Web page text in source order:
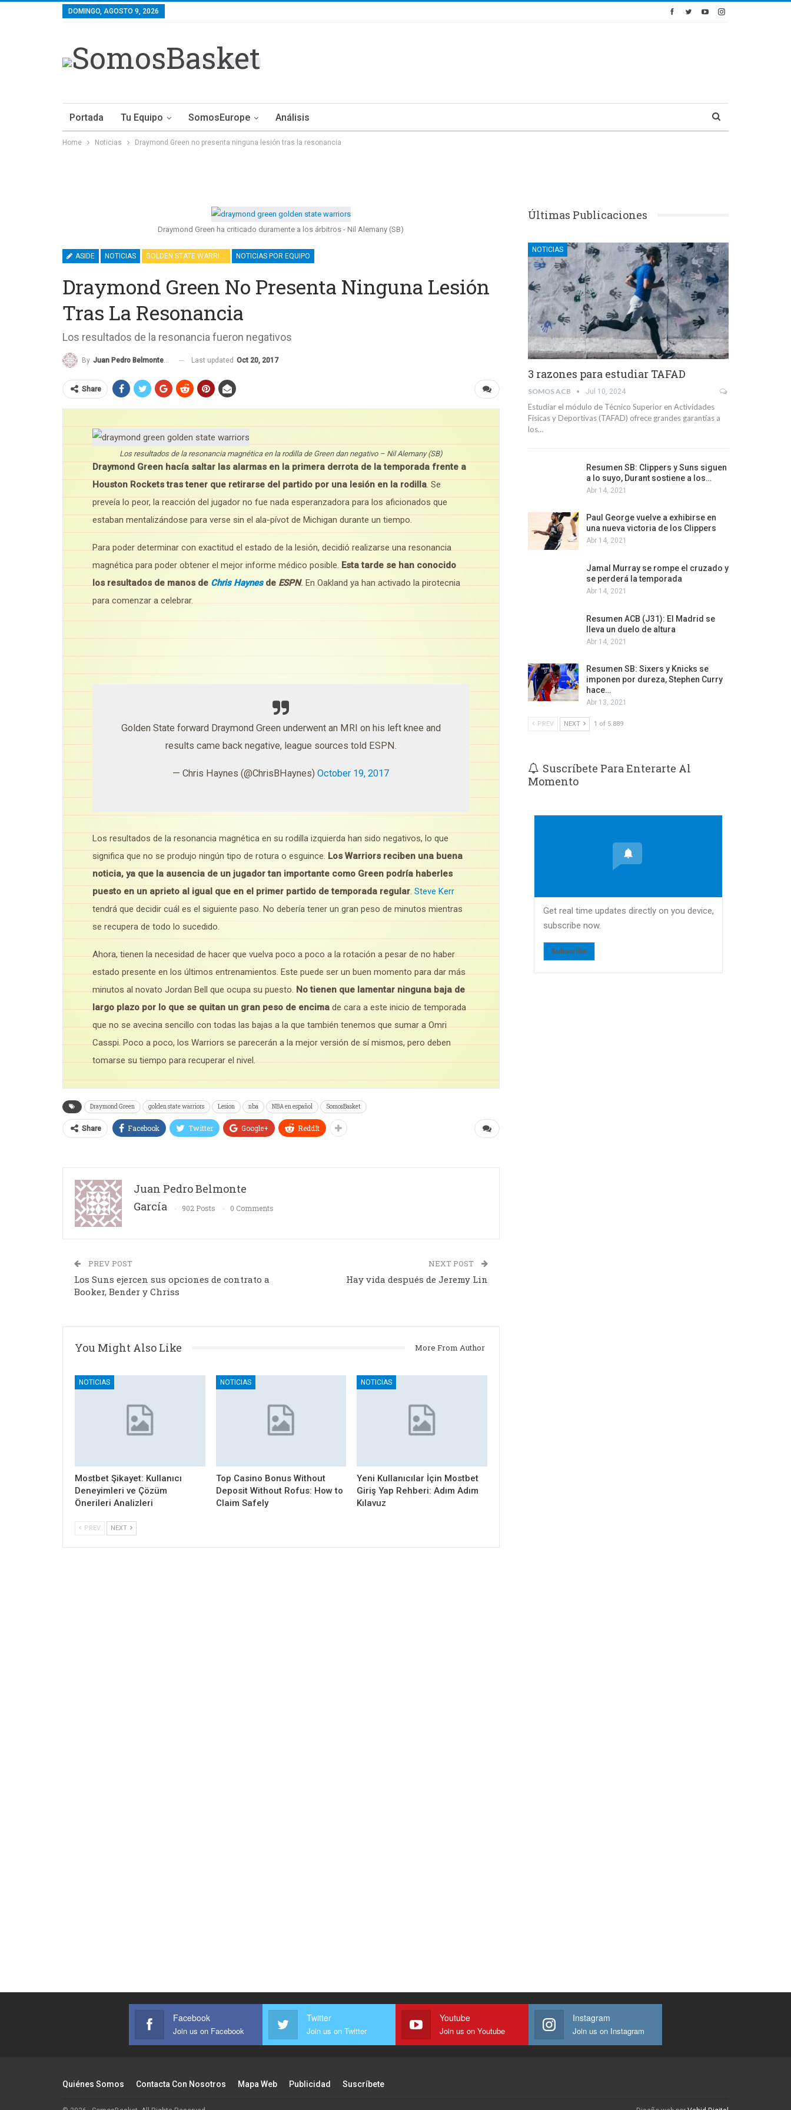
DOMINGO, AGOSTO 9, 2026
Portada Tu Equipo SomosEurope Análisis
Home Noticias Draymond Green no presenta ninguna lesión tras la resonancia
Draymond Green ha criticado duramente a los árbitros - Nil Alemany (SB)
ASIDE NOTICIAS NOTICIAS POR EQUIPO
Draymond Green No Presenta Ninguna Lesión
Tras La Resonancia
Los resultados de la resonancia fueron negativos
By Juan Pedro Belmonte García Last updated Oct 20, 2017
Share
Los resultados de la resonancia magnética en la rodilla de Green dan negativo – Nil Alemany (SB)
Draymond Green hacía saltar las alarmas en la primera derrota de la temporada frente a
Houston Rockets tras tener que retirarse del partido por una lesión en la rodilla. Se
preveía lo peor, la reacción del jugador no fue nada esperanzadora para los aficionados que
estaban mentalizándose para verse sin el ala-pívot de Michigan durante un tiempo.
Para poder determinar con exactitud el estado de la lesión, decidió realizarse una resonancia
magnética para poder obtener el mejor informe médico posible. Esta tarde se han conocido
los resultados de manos de Chris Haynesde ESPN. En Oakland ya han activado la pirotecnia
para comenzar a celebrar.
Golden State forward Draymond Green underwent an MRI on his left knee and
results came back negative, league sources told ESPN.
— Chris Haynes (@ChrisBHaynes)October 19, 2017
Los resultados de la resonancia magnética en su rodilla izquierda han sido negativos, lo que
significa que no se produjo ningún tipo de rotura o esguince. Los Warriors reciben una buena
noticia, ya que la ausencia de un jugador tan importante como Green podría haberles
puesto en un aprieto al igual que en el primer partido de temporada regular. Steve Kerr
tendrá que decidir cuál es el siguiente paso. No debería tener un gran peso de minutos mientras
se recupera de todo lo sucedido.
Ahora, tienen la necesidad de hacer que vuelva poco a poco a la rotación a pesar de no haber
estado presente en los últimos entrenamientos. Este puede ser un buen momento para dar más
minutos al novato Jordan Bell que ocupa su puesto. No tienen que lamentar ninguna baja de
largo plazo por lo que se quitan un gran peso de encima de cara a este inicio de temporada
que no se avecina sencillo con todas las bajas a la que también tenemos que sumar a Omri
Casspi. Poco a poco, los Warriors se parecerán a la mejor versión de sí mismos, pero deben
tomarse su tiempo para recuperar el nivel.
Draymond Green golden state warriors Lesion nba NBA en español SomosBasket
Share Facebook Twitter Google+ ReddIt
Juan Pedro Belmonte
García
902 Posts 0 Comments
PREV POST
Los Suns ejercen sus opciones de contrato a
Booker, Bender y Chriss
NEXT POST
Hay vida después de Jeremy Lin
You Might Also Like More From Author
NOTICIAS
Mostbet Şikayet: Kullanıcı
Deneyimleri ve Çözüm
Önerileri Analizleri
NOTICIAS
Top Casino Bonus Without
Deposit Without Rofus: How to
Claim Safely
NOTICIAS
Yeni Kullanıcılar İçin Mostbet
Giriş Yap Rehberi: Adım Adım
Kılavuz
PREV NEXT
Últimas Publicaciones
NOTICIAS
3 razones para estudiar TAFAD
SOMOS ACB Jul 10, 2024
Estudiar el módulo de Técnico Superior en Actividades
Físicas y Deportivas (TAFAD) ofrece grandes garantías a
los…
Resumen SB: Clippers y Suns siguen
a lo suyo, Durant sostiene a los…
Abr 14, 2021
Paul George vuelve a exhibirse en
una nueva victoria de los Clippers
Abr 14, 2021
Jamal Murray se rompe el cruzado y
se perderá la temporada
Abr 14, 2021
Resumen ACB (J31): El Madrid se
lleva un duelo de altura
Abr 14, 2021
Resumen SB: Sixers y Knicks se
imponen por dureza, Stephen Curry
hace…
Abr 13, 2021
PREV NEXT 1 of 5.889
Suscríbete Para Enterarte Al
Momento
Get real time updates directly on you device,
subscribe now.
Subscribe
Facebook
Join us on Facebook
Twitter
Join us on Twitter
Youtube
Join us on Youtube
Instagram
Join us on Instagram
Quiénes Somos Contacta Con Nosotros Mapa Web Publicidad Suscríbete